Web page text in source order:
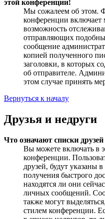
этой конференции!
Мы сожалеем об этом.
конференции включает
возможность
отправляющих
сообщение
копией полученного
заголовки, в которых
об отправителе.
этом случае принять
Вернуться к началу
Друзья и недруги
Что означают списки друзей
Вы можете включать в
конференции.
друзей, будут указаны
получения быстрого
находятся ли они
личных сообщений.
также могут
стилем конференции.